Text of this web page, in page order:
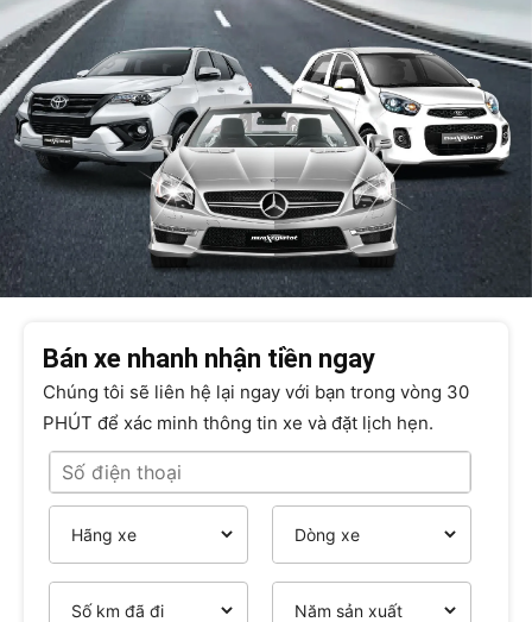
Bán xe nhanh nhận tiền ngay
Chúng tôi sẽ liên hệ lại ngay với bạn trong vòng 30
PHÚT để xác minh thông tin xe và đặt lịch hẹn.